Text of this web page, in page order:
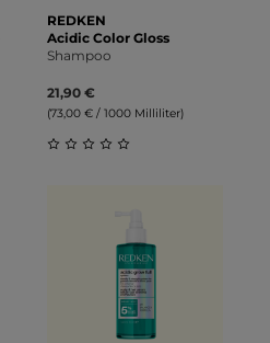
REDKEN
Acidic Color Gloss
Shampoo
21,90 €
(73,00 € / 1000 Milliliter)